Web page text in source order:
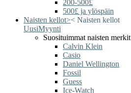
200-500£
500£ ja ylöspäin
Naisten kellot>< Naisten kellot
UusiMyynti
Suosituimmat naisten merkit
Calvin Klein
Casio
Daniel Wellington
Fossil
Guess
Ice-Watch